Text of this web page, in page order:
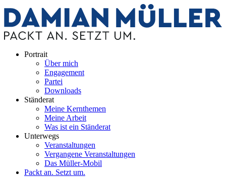
Portrait
Über mich
Engagement
Partei
Downloads
Ständerat
Meine Kernthemen
Meine Arbeit
Was ist ein Ständerat
Unterwegs
Veranstaltungen
Vergangene Veranstaltungen
Das Müller-Mobil
Packt an. Setzt um.